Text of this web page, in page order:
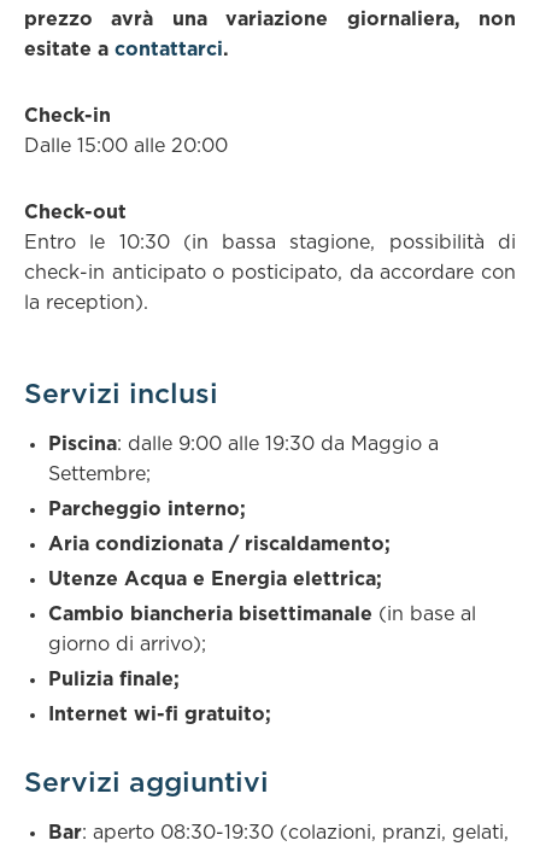
prezzo avrà una variazione giornaliera, non
esitate a contattarci.
Check-in
Dalle 15:00 alle 20:00
Check-out
Entro le 10:30 (in bassa stagione, possibilità di
check-in anticipato o posticipato, da accordare con
la reception).
Servizi inclusi
Piscina: dalle 9:00 alle 19:30 da Maggio a
Settembre;
Parcheggio interno;
Aria condizionata / riscaldamento;
Utenze Acqua e Energia elettrica;
Cambio biancheria bisettimanale (in base al
giorno di arrivo);
Pulizia finale;
Internet wi-fi gratuito;
Servizi aggiuntivi
Bar: aperto 08:30-19:30 (colazioni, pranzi, gelati,